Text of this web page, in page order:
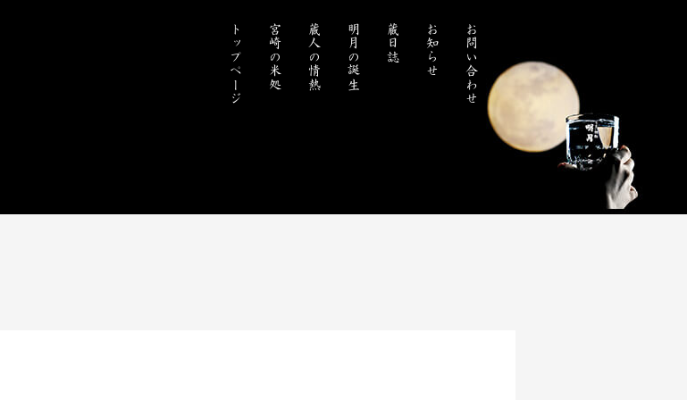
トップページ 宮崎の米処 蔵人の情熱 明月の誕生 蔵日誌 お知らせ お問い合わせ